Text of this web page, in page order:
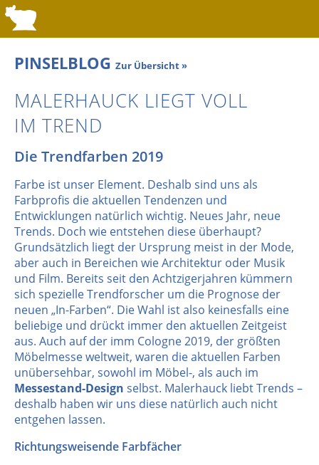
PINSELBLOG Zur Übersicht »
MALERHAUCK LIEGT VOLL
IM TREND
Die Trendfarben 2019
Farbe ist unser Element. Deshalb sind uns als
Farbprofis die aktuellen Tendenzen und
Entwicklungen natürlich wichtig. Neues Jahr, neue
Trends. Doch wie entstehen diese überhaupt?
Grundsätzlich liegt der Ursprung meist in der Mode,
aber auch in Bereichen wie Architektur oder Musik
und Film. Bereits seit den Achtzigerjahren kümmern
sich spezielle Trendforscher um die Prognose der
neuen „In-Farben“. Die Wahl ist also keinesfalls eine
beliebige und drückt immer den aktuellen Zeitgeist
aus. Auch auf der imm Cologne 2019, der größten
Möbelmesse weltweit, waren die aktuellen Farben
unübersehbar, sowohl im Möbel-, als auch im
Messestand-Design selbst. Malerhauck liebt Trends –
deshalb haben wir uns diese natürlich auch nicht
entgehen lassen.
Richtungsweisende Farbfächer